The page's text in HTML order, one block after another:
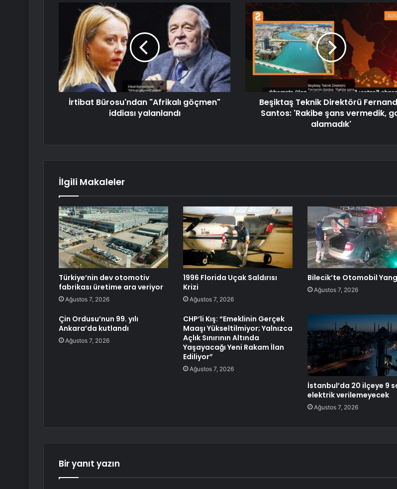
İrtibat Bürosu'ndan "Afrikalı göçmen"
iddiası yalanlandı
Beşiktaş Teknik Direktörü
Santos: 'Rakibe şans vermedik,
alamadık'
İlgili Makaleler
Türkiye’nin dev otomotiv
fabrikası üretime ara veriyor
Ağustos 7, 2026
1996 Florida Uçak Saldırısı
Krizi
Ağustos 7, 2026
Bilecik’te Otomobil
Ağustos 7, 2026
Çin Ordusu’nun 99. yılı
Ankara’da kutlandı
Ağustos 7, 2026
CHP’li Kış: “Emeklinin Gerçek
Maaşı Yükseltilmiyor; Yalnızca
Açlık Sınırının Altında
Yaşayacağı Yeni Rakam İlan
Ediliyor”
Ağustos 7, 2026
İstanbul’da 20 ilçeye 9
elektrik verilemeyecek
Ağustos 7, 2026
Bir yanıt yazın